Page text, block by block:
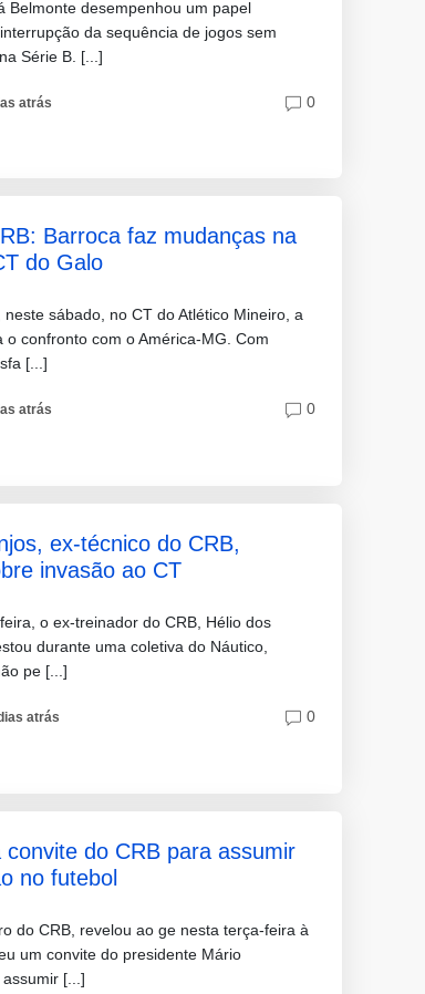
Belmonte desempenhou um papel
da sequência de jogos sem
Série B. [...]
atrás 0
Barroca faz mudanças na
do Galo
neste sábado, no CT do Atlético Mineiro, a
o confronto com o América-MG. Com
[...]
atrás 0
ex-técnico do CRB,
invasão ao CT
o ex-treinador do CRB, Hélio dos
durante uma coletiva do Náutico,
pe [...]
atrás 0
convite do CRB para assumir
no futebol
do CRB, revelou ao ge nesta terça-feira à
um convite do presidente Mário
[...]